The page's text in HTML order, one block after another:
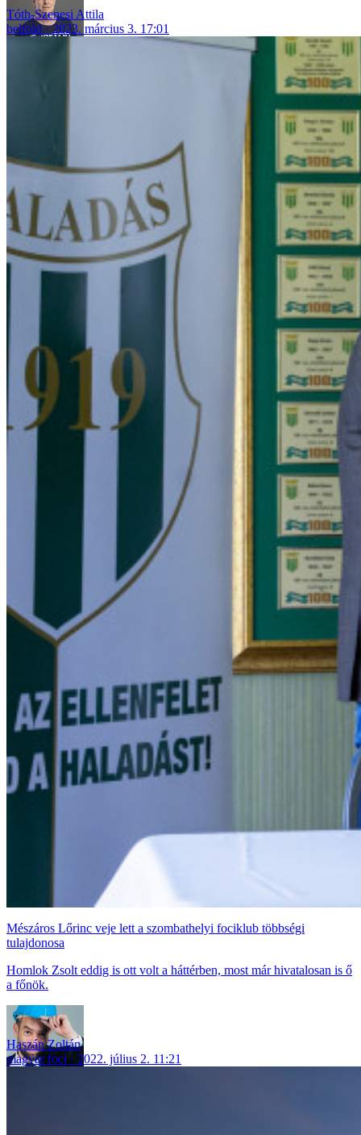
Tóth-Szenesi Attila
belföld
2023. március 3. 17:01
Mészáros Lőrinc veje lett a szombathelyi fociklub többségi
tulajdonosa
Homlok Zsolt eddig is ott volt a háttérben, most már hivatalosan is ő
a főnök.
Haszán Zoltán
magyar foci
2022. július 2. 11:21